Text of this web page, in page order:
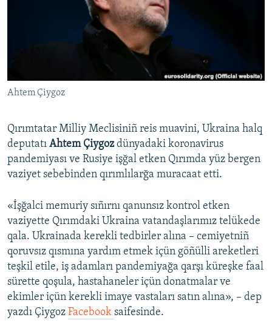
RFE/RS bütün saytları
Ahtem Çiygoz
Qırımtatar Milliy Meclisiniñ reis muavini, Ukraina halq
deputatı Ahtem Çiygozdünyadaki koronavirus
pandemiyası ve Rusiye işğal etken Qırımda yüz bergen
vaziyet sebebinden qırımlılarğa muracaat etti.
«İşğalci memuriy sıñırnı qanunsız kontrol etken
vaziyette Qırımdaki Ukraina vatandaşlarımız telükede
qala. Ukrainada kerekli tedbirler alına – cemiyetniñ
qoruvsız qısmına yardım etmek içün göñülli areketleri
teşkil etile, iş adamları pandemiyağa qarşı küreşke faal
sürette qoşula, hastahaneler içün donatmalar ve
ekimler içün kerekli imaye vastaları satın alına», – dep
yazdı Çiygoz Facebook saifesinde.